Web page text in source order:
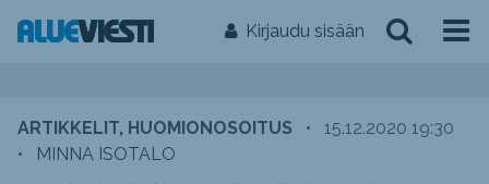
Kirjaudu sisään
ARTIKKELIT, HUOMIONOSOITUS •
15.12.2020 19:30
•
MINNA ISOTALO